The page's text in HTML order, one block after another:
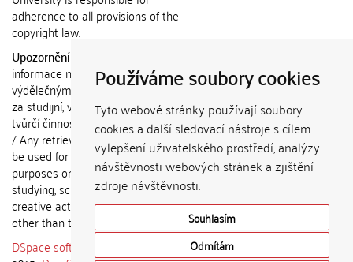
Používáme soubory cookies
Tyto webové stránky používají soubory
cookies a další sledovací nástroje s cílem
vylepšení uživatelského prostředí, analýzy
návštěvnosti webových stránek a zjištění
zdroje návštěvnosti.
Souhlasím
Odmítám
adherence to all provisions of the
copyright law.
Upozornění / Notice:
informace nemohou být použity k
výdělečným účelům nebo vydávány
za studijní, vědeckou nebo jinou
tvůrčí činnost jiné osoby než autora.
/ Any retrieved information shall not
be used for any commercial
purposes or claimed as results of
studying, scientific or any other
creative activities of any person
other than the author.
DSpace software
copyright © 2002-